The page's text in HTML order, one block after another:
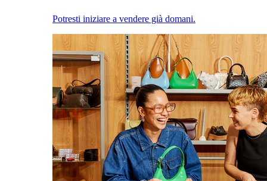
Potresti iniziare a vendere già domani.